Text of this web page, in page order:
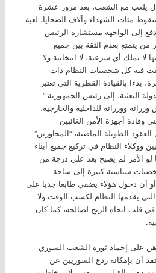
يلعب مع الشعب، بعد مرور عشرة
مئات الشهداء وآلاف الضحايا، لعبة
إلى الواجهة مستشارة الرئيس
يتمتع بعدم الثقة بين جميع
تملك أي شرعية، لا انتخابية ولا
فيه كل شخصيات النظام ذات
بدءا بالقيادة القطرية التي تعتبر
البعثية، إلى رئيس الجمهورية ”
ووزرائه للداخلية والخارجية،
أجهزة الأمن الغائبين
الطويلة الماضية، “المحاورين”
ووكلاء النظام في تركيع جميع أبناء
الأمر لم يصبح بعد على درجة من
سياسية كبيرة إلى ساحة
أو أن دخول هؤلاء يضفي طابعا جديا على
يقدمها النظام لكسب الوقت ولا
في قلب اتجاه الريح لصالحه، كما كان
على إخماد ثورة الشعب السوري
أن بإمكانه ردع السوريين عن